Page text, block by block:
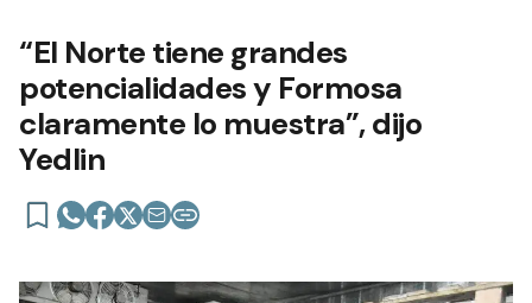
“El Norte tiene grandes
potencialidades y Formosa
claramente lo muestra”, dijo
Yedlin